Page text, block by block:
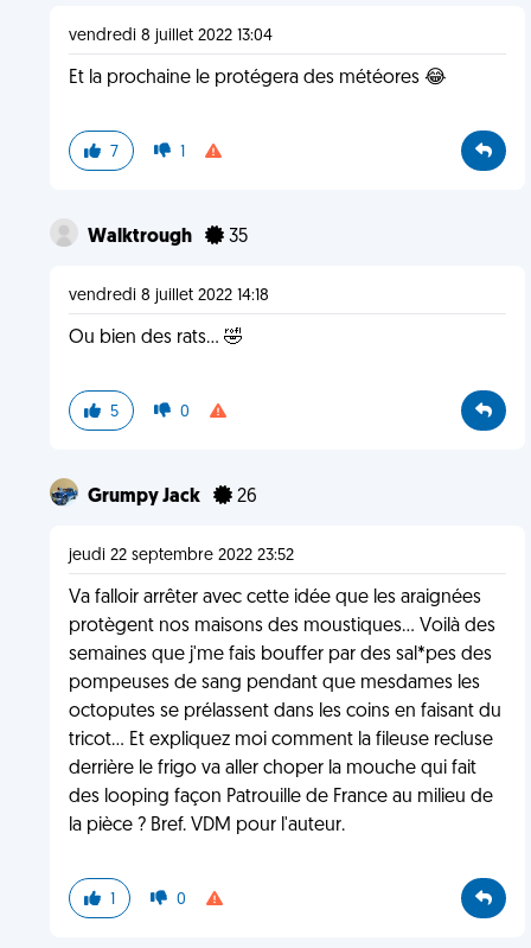
vendredi 8 juillet 2022 13:04
Et la prochaine le protégera des météores 😂
7 1
Walktrough 35
vendredi 8 juillet 2022 14:18
Ou bien des rats… 🤣
5 0
Grumpy Jack 26
jeudi 22 septembre 2022 23:52
Va falloir arrêter avec cette idée que les araignées
protègent nos maisons des moustiques... Voilà des
semaines que j'me fais bouffer par des sal*pes des
pompeuses de sang pendant que mesdames les
octoputes se prélassent dans les coins en faisant du
tricot... Et expliquez moi comment la fileuse recluse
derrière le frigo va aller choper la mouche qui fait
des looping façon Patrouille de France au milieu de
la pièce ? Bref. VDM pour l'auteur.
1 0